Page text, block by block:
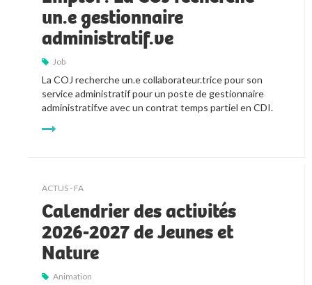
un.e gestionnaire
administratif.ve
Job
La COJ recherche un.e collaborateur.trice pour son
service administratif pour un poste de gestionnaire
administratif.ve avec un contrat temps partiel en CDI.
ACTUS - FA
Calendrier des activités
2026-2027 de Jeunes et
Nature
Animation